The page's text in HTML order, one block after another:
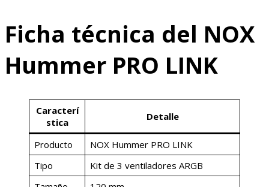
Ficha técnica del NOX
Hummer PRO LINK
Caracterí
stica
Detalle
Producto
NOX Hummer PRO LINK
Tipo
Kit de 3 ventiladores ARGB